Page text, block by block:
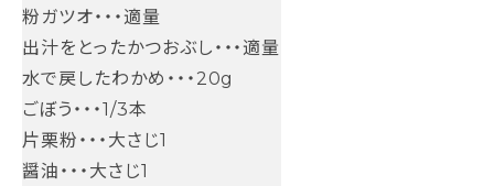
粉ガツオ・・・適量
出汁をとったかつおぶし・・・適量
水で戻したわかめ・・・20g
ごぼう・・・1/3本
片栗粉・・・大さじ1
醤油・・・大さじ1